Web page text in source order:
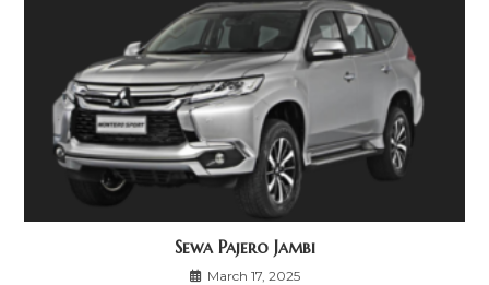
Sewa Pajero Jambi
March 17, 2025